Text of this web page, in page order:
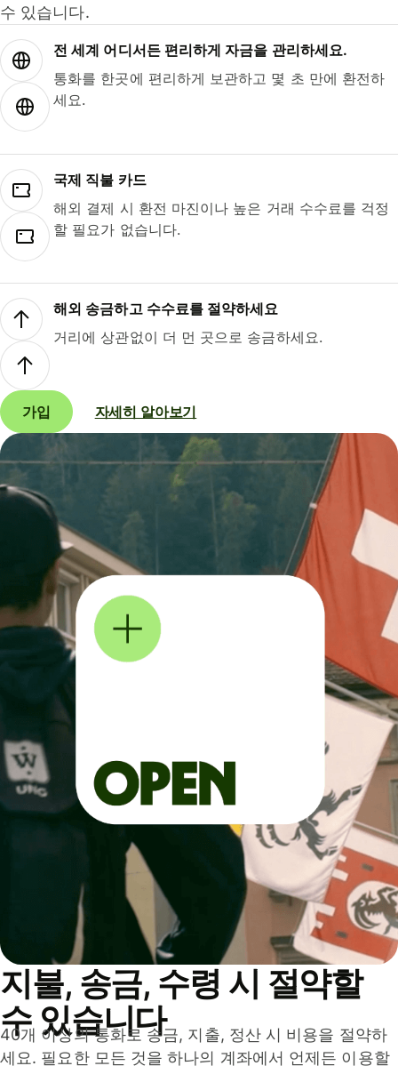
수 있습니다.
전 세계 어디서든 편리하게 자금을 관리하세요.
통화를 한곳에 편리하게 보관하고 몇 초 만에 환전하
세요.
국제 직불 카드
해외 결제 시 환전 마진이나 높은 거래 수수료를 걱정
할 필요가 없습니다.
해외 송금하고 수수료를 절약하세요
거리에 상관없이 더 먼 곳으로 송금하세요.
가입 자세히 알아보기
지불, 송금, 수령 시 절약할
수 있습니다
40개 이상의 통화로 송금, 지출, 정산 시 비용을 절약하
세요. 필요한 모든 것을 하나의 계좌에서 언제든 이용할